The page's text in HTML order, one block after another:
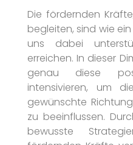
Die fördernden
begleiten, sind wie
uns dabei
erreichen. In dieser
genau diese
intensivieren, um
gewünschte
zu beeinflussen.
bewusste